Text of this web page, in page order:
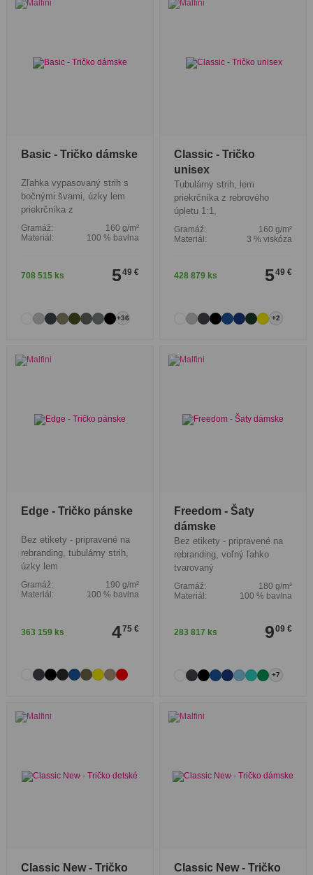
Basic - Tričko dámske
Zľahka vypasovaný strih s
bočnými švami, úzky lem
priekrčníka z
Gramáž:
160 g/m²
Materiál:
100 % bavlna
708 515 ks 5 49 €
+36
Classic - Tričko
unisex
Tubulárny strih, lem
priekrčníka z rebrového
úpletu 1:1,
Gramáž:
160 g/m²
Materiál:
3 % viskóza
428 879 ks 5 49 €
+2
Edge - Tričko pánske
Bez etikety - pripravené na
rebranding, tubulárny strih,
úzky lem
Gramáž:
190 g/m²
Materiál:
100 % bavlna
363 159 ks 4 75 €
Freedom - Šaty
dámske
Bez etikety - pripravené na
rebranding, voľný ľahko
tvarovaný
Gramáž:
180 g/m²
Materiál:
100 % bavlna
283 817 ks 9 09 €
+7
Classic New - Tričko
Classic New - Tričko